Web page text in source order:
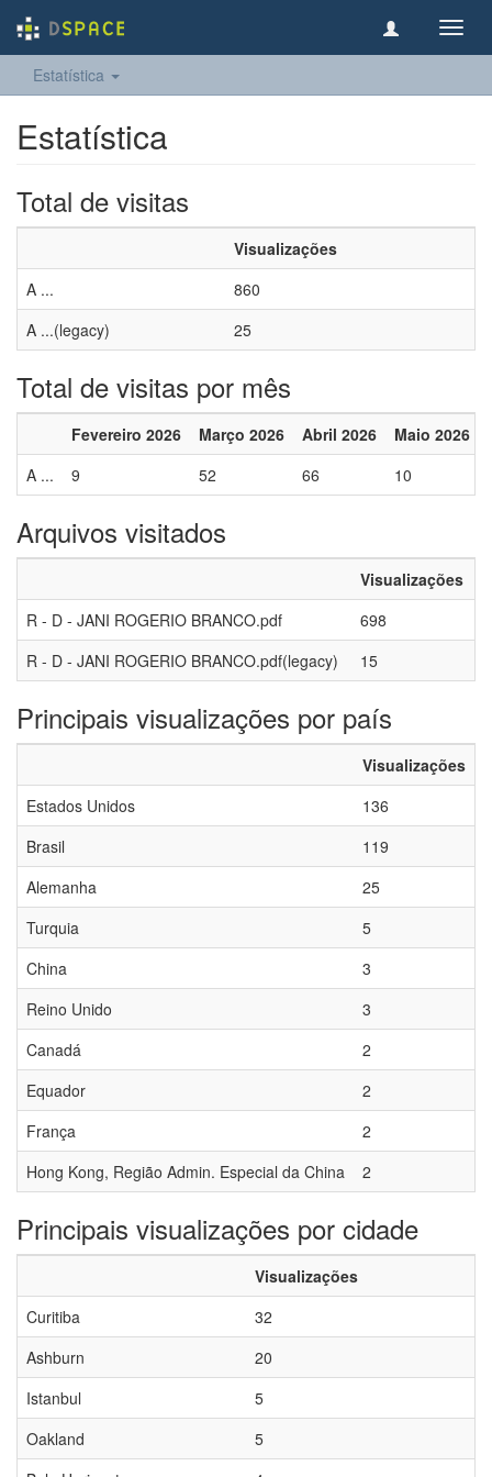
Estatística
Estatística
Total de visitas
Visualizações
A ...
860
A ...(legacy)
25
Total de visitas por mês
Fevereiro 2026 Março 2026 Abril 2026 Maio 2026
A ...
9 52 66 10
Arquivos visitados
Visualizações
R - D - JANI ROGERIO BRANCO.pdf
698
R - D - JANI ROGERIO BRANCO.pdf(legacy)
15
Principais visualizações por país
Visualizações
Estados Unidos
136
Brasil
119
Alemanha
25
Turquia
5
China
3
Reino Unido
3
Canadá
2
Equador
2
França
2
Hong Kong, Região Admin. Especial da China
2
Principais visualizações por cidade
Visualizações
Curitiba
32
Ashburn
20
Istanbul
5
Oakland
5